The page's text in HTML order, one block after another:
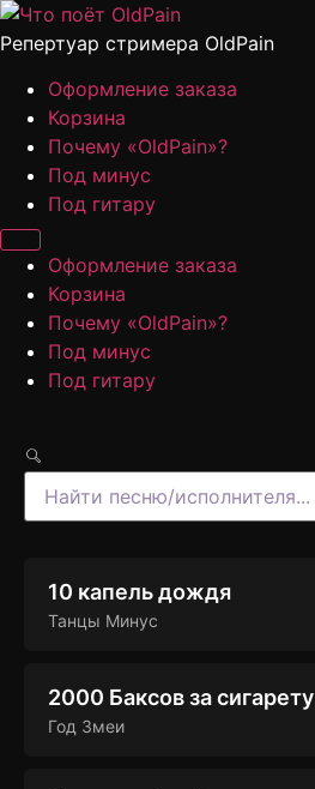
Перейти
к
Репертуар стримера OldPain
Оформление заказа
Корзина
Почему «OldPain»?
Под минус
Под гитару
Оформление заказа
Корзина
Почему «OldPain»?
Под минус
Под гитару
10 капель дождя
Танцы Минус
2000 Баксов за сигарету
Год Змеи